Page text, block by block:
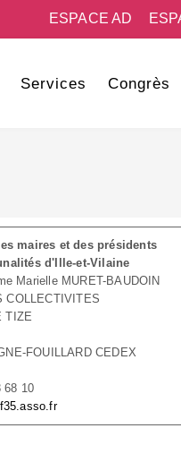
ESPACE AD
Services Congrès
maires et des présidents
d'Ille-et-Vilaine
Marielle MURET-BAUDOIN
COLLECTIVITES
TIZE
FOUILLARD CEDEX
68 10